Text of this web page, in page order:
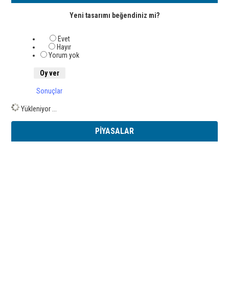
Yeni tasarımı beğendiniz mi?
Evet
Hayır
Yorum yok
Sonuçlar
Yükleniyor ...
PİYASALAR